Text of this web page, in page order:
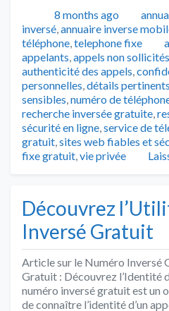
Publié
8 months ago
inversé,annuaire inverse
téléphone,telephone fixe
appelants,appels non sollicités
authenticité des appels,
personnelles,détails pertinents
sensibles,numéro de
recherche inversée gratuite,
sécurité en ligne,service de
gratuit,sites web fiables et
fixe gratuit,vie privée
Découvrez
Inversé Gratuit
Article sur le Numéro Inversé
Gratuit : Découvrez l’Identité
numéro inversé gratuit est un
de connaître l’identité d’un